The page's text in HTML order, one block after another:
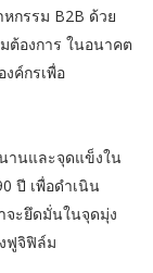
กรรม B2B ด้วย
องการ ในอนาคต
ค์กรเพื่อ
านและจุดแข็งใน
ปี เพื่อดำเนิน
จะยึดมั่นในจุดมุ่ง
ฟูจิฟิล์ม